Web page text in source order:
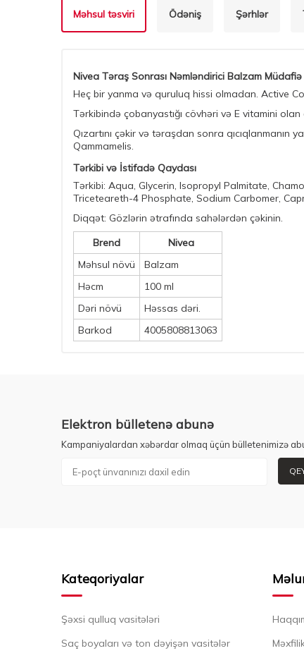
Məhsul təsviri Ödəniş Şərhlər
Nivea Təraş Sonrası Nəmləndirici Balzam Müdafiə
Heç bir yanma və quruluq hissi olmadan. Active
Tərkibində çobanyastığı cövhəri və E vitamini
Qızartını çəkir və təraşdan sonra qıcıqlanmanın
Qammamelis.
Tərkibi və İstifadə Qaydası
Tərkibi: Aqua, Glycerin, Isopropyl Palmitate,
Triceteareth-4 Phosphate, Sodium Carbomer,
Diqqət: Gözlərin ətrafında sahələrdən çəkinin.
Brend
Nivea
Məhsul növü
Balzam
Həcm
100 ml
Dəri növü
Həssas dəri.
Barkod
4005808813063
Elektron bülletenə abunə
Kampaniyalardan xəbərdar olmaq üçün bülletenimizə
Kateqoriyalar
Şəxsi qulluq vasitələri
Saç boyaları və ton dəyişən vasitələr